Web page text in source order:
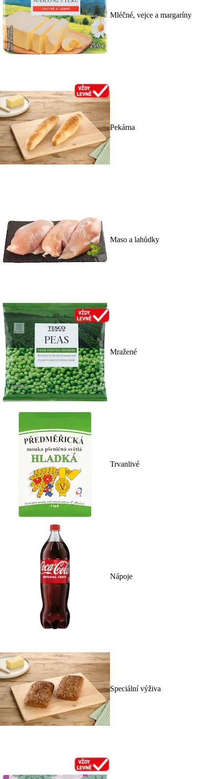
Mléčné, vejce a margaríny
Pekárna
Maso a lahůdky
Mražené
Trvanlivé
Nápoje
Speciální výživa